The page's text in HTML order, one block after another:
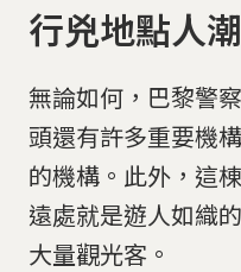
行兇地點人
無論如何，巴黎警
頭還有許多重要機
的機構。此外，這
遠處就是遊人如織
大量觀光客。